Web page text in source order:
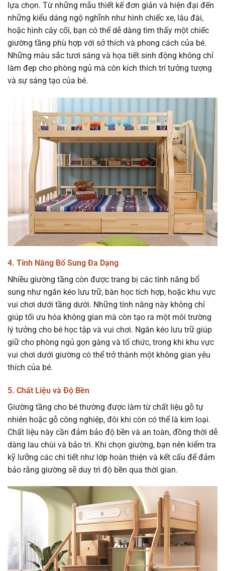
lựa chọn. Từ những mẫu thiết kế đơn giản và hiện đại đến
những kiểu dáng ngộ nghĩnh như hình chiếc xe, lâu đài,
hoặc hình cây cối, bạn có thể dễ dàng tìm thấy một chiếc
giường tầng phù hợp với sở thích và phong cách của bé.
Những màu sắc tươi sáng và họa tiết sinh động không chỉ
làm đẹp cho phòng ngủ mà còn kích thích trí tưởng tượng
và sự sáng tạo của bé.
4. Tính Năng Bổ Sung Đa Dạng
Nhiều giường tầng còn được trang bị các tính năng bổ
sung như ngăn kéo lưu trữ, bàn học tích hợp, hoặc khu vực
vui chơi dưới tầng dưới. Những tính năng này không chỉ
giúp tối ưu hóa không gian mà còn tạo ra một môi trường
lý tưởng cho bé học tập và vui chơi. Ngăn kéo lưu trữ giúp
giữ cho phòng ngủ gọn gàng và tổ chức, trong khi khu vực
vui chơi dưới giường có thể trở thành một không gian yêu
thích của bé.
5. Chất Liệu và Độ Bền
Giường tầng cho bé thường được làm từ chất liệu gỗ tự
nhiên hoặc gỗ công nghiệp, đôi khi còn có thể là kim loại.
Chất liệu này cần đảm bảo độ bền và an toàn, đồng thời dễ
dàng lau chùi và bảo trì. Khi chọn giường, bạn nên kiểm tra
kỹ lưỡng các chi tiết như lớp hoàn thiện và kết cấu để đảm
bảo rằng giường sẽ duy trì độ bền qua thời gian.